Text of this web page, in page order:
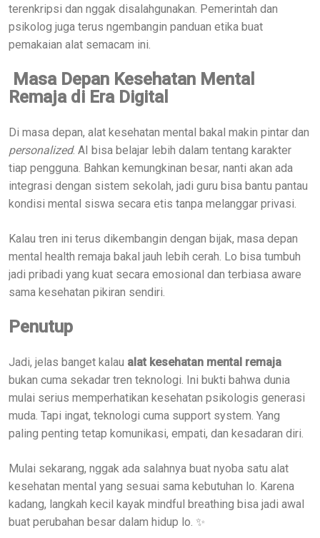
terenkripsi dan nggak disalahgunakan. Pemerintah dan
psikolog juga terus ngembangin panduan etika buat
pemakaian alat semacam ini.
Masa Depan Kesehatan Mental
Remaja di Era Digital
Di masa depan, alat kesehatan mental bakal makin pintar dan
personalized. AI bisa belajar lebih dalam tentang karakter
tiap pengguna. Bahkan kemungkinan besar, nanti akan ada
integrasi dengan sistem sekolah, jadi guru bisa bantu pantau
kondisi mental siswa secara etis tanpa melanggar privasi.
Kalau tren ini terus dikembangin dengan bijak, masa depan
mental health remaja bakal jauh lebih cerah. Lo bisa tumbuh
jadi pribadi yang kuat secara emosional dan terbiasa aware
sama kesehatan pikiran sendiri.
Penutup
Jadi, jelas banget kalau alat kesehatan mental remaja
bukan cuma sekadar tren teknologi. Ini bukti bahwa dunia
mulai serius memperhatikan kesehatan psikologis generasi
muda. Tapi ingat, teknologi cuma support system. Yang
paling penting tetap komunikasi, empati, dan kesadaran diri.
Mulai sekarang, nggak ada salahnya buat nyoba satu alat
kesehatan mental yang sesuai sama kebutuhan lo. Karena
kadang, langkah kecil kayak mindful breathing bisa jadi awal
buat perubahan besar dalam hidup lo. ✨